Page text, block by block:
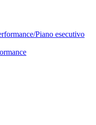
Piano esecutivo